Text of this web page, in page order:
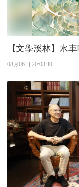
【文學溪林】水
08月06日 20:03:30